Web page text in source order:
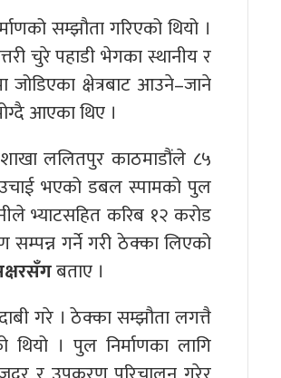
सम्झौता गरिएको थियो ।
चुरे पहाडी भेगका स्थानीय र
क्षेत्रबाट आउने–जाने
आएका थिए ।
ललितपुर काठमाडौंले ८५
उचाई भएको डबल स्पामको पुल
भ्याटसहित करिब १२ करोड
गर्ने गरी ठेक्का लिएको
बताए ।
गरे । ठेक्का सम्झौता लगत्तै
थियो । पुल निर्माणका लागि